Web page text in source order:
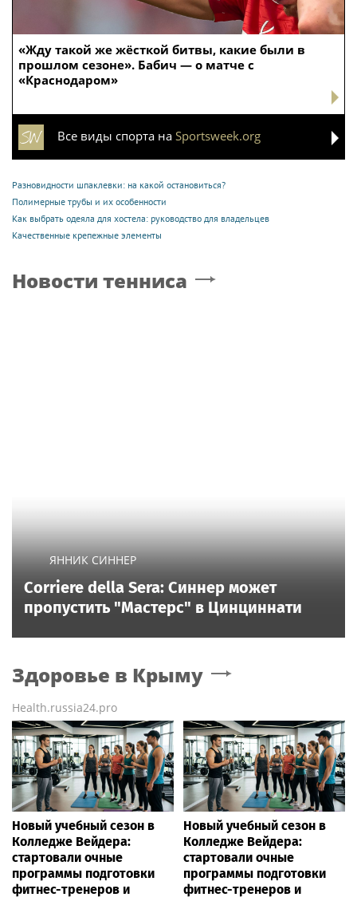
«Жду такой же жёсткой битвы, какие были в
прошлом сезоне». Бабич — о матче с
«Краснодаром»
Все виды спорта на Sportsweek.org
Разновидности шпаклевки: на какой остановиться?
Полимерные трубы и их особенности
Как выбрать одеяла для хостела: руководство для владельцев
Качественные крепежные элементы
Новости тенниса
ЯННИК СИННЕР
Corriere della Sera: Синнер может
пропустить "Мастерс" в Цинциннати
Здоровье в Крыму
Health.russia24.pro
Новый учебный сезон в
Колледже Вейдера:
стартовали очные
программы подготовки
фитнес-тренеров и
Новый учебный сезон в
Колледже Вейдера:
стартовали очные
программы подготовки
фитнес-тренеров и